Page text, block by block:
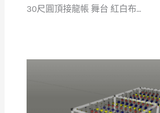
30尺圓頂接龍帳 舞台 紅白布...